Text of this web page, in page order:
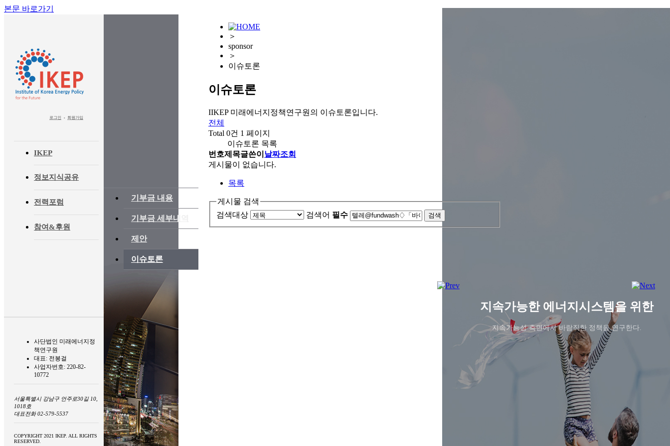
본문 바로가기
로그인 • 회원가입
IKEP
정보지식공유
전력포럼
참여&후원
사단법인 미래에너지정
책연구원
대표: 전봉걸
사업자번호: 220-82-
10772
서울특별시 강남구 언주로30길 10,
1018호
대표전화 02-579-5537
COPYRIGHT 2021 IKEP. ALL RIGHTS
RESERVED.
기부금 내용
기부금 세부내역
제안
이슈토론
지속가능한 에너지시스템을 위한
지속가능성 측면에서 바람직한 정책을 연구한다.
＞
sponsor
＞
이슈토론
이슈토론
IIKEP 미래에너지정책연구원의 이슈토론입니다.
전체
Total 0건 1 페이지
이슈토론 목록
번호제목글쓴이 날짜조회
게시물이 없습니다.
목록
게시물 검색
검색대상
검색어 필수